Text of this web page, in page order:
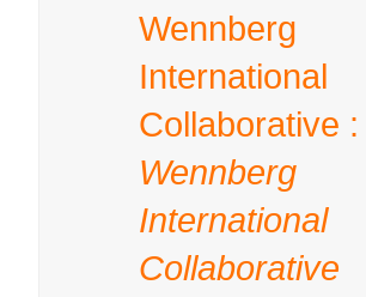
Wennberg
International
Collaborative :
Wennberg
International
Collaborative